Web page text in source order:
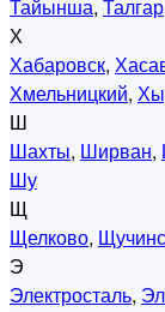
Тайынша, Талгар
Х
Хабаровск,
Хмельницкий,
Ш
Шахты, Ширван,
Шу
Щ
Щелково,
Э
Электросталь,